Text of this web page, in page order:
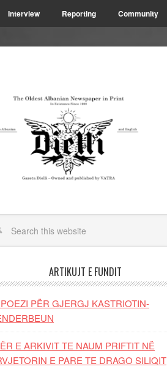
Interview Reporting Community
ARTIKUJT E FUNDIT
PËR GJERGJ KASTRIOTIN-
E ARKIVIT TE NAUM PRIFTIT NË
E PARE TE DRAGO SILIQIT